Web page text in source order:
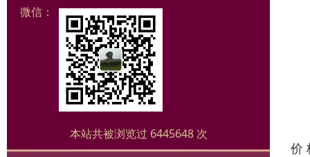
微信：
本站共被浏览过 6445648 次
价